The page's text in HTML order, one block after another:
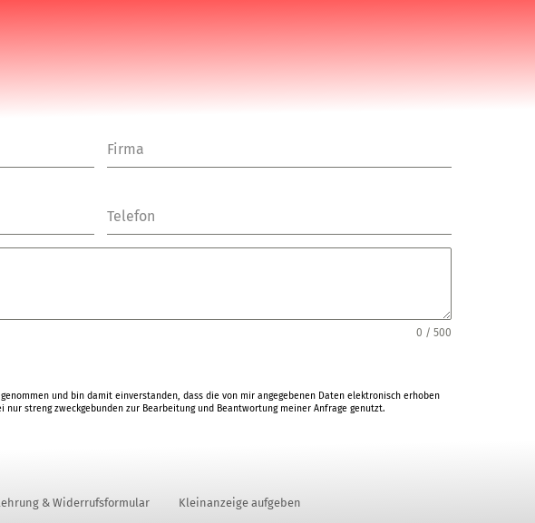
Firma
Telefon
0 / 500
und bin damit einverstanden, dass die von mir angegebenen Daten elektronisch erhoben
streng zweckgebunden zur Bearbeitung und Beantwortung meiner Anfrage genutzt.
& Widerrufsformular Kleinanzeige aufgeben